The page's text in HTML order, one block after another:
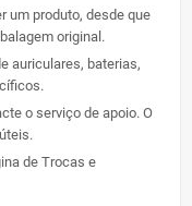
um produto, desde que
original.
auriculares, baterias,
o serviço de apoio. O
de Trocas e